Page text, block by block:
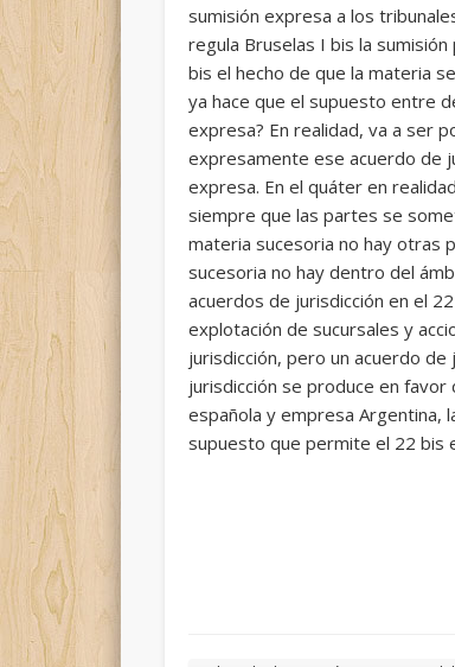
sumisión expresa a los
regula Bruselas I bis la
bis el hecho de que la materia
ya hace que el supuesto entre
expresa? En realidad, va a ser
expresamente ese acuerdo de
expresa. En el quáter en
siempre que las partes se
materia sucesoria no hay otras
sucesoria no hay dentro del
acuerdos de jurisdicción en el
explotación de sucursales y
jurisdicción, pero un acuerdo
jurisdicción se produce en
española y empresa Argentina,
supuesto que permite el 22 bis